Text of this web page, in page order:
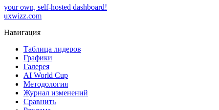
your own, self-hosted dashboard!
uxwizz.com
Навигация
Таблица лидеров
Графики
Галерея
AI World Cup
Методология
Журнал изменений
Сравнить